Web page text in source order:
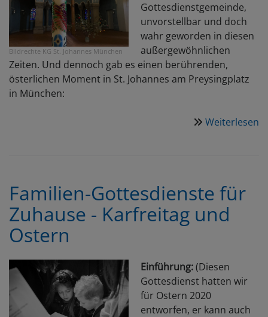
Bildrechte KG St. Johannes München
Gottesdienstgemeinde,
unvorstellbar und doch
wahr geworden in diesen
außergewöhnlichen
Zeiten. Und dennoch gab es einen berührenden,
österlichen Moment in St. Johannes am Preysingplatz
in München:
Weiterlesen
Familien-Gottesdienste für
Zuhause - Karfreitag und
Ostern
Einführung:(Diesen
Gottesdienst hatten wir
für Ostern 2020
entworfen, er kann auch